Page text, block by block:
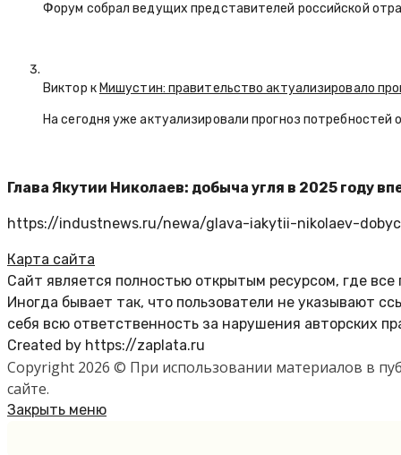
Форум собрал ведущих представителей российской
Виктор кМишустин: правительство актуализировало
На сегодня уже актуализировали прогноз
Глава Якутии Николаев: добыча угля в 2025 году
https://industnews.ru/newa/glava-iakytii-nikolaev-
Карта сайта
Сайт является полностью открытым ресурсом, где
Иногда бывает так, что пользователи не указывают
себя всю ответственность за нарушения авторских
Created by https://zaplata.ru
Copyright 2026 © При использовании материалов в
сайте.
Закрыть меню